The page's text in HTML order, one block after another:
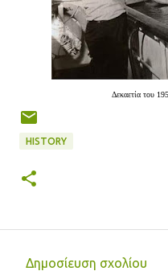
Δεκαετία του
HISTORY
Δημοσίευση σχολίου